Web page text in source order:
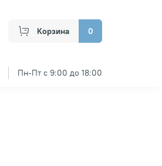
Корзина 0
Пн-Пт с 9:00 до 18:00